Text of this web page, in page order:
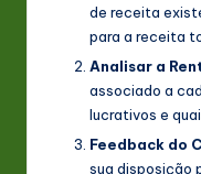
de receita
para a receita
Analisar a
associado a
lucrativos e
Feedback do
sua disposição